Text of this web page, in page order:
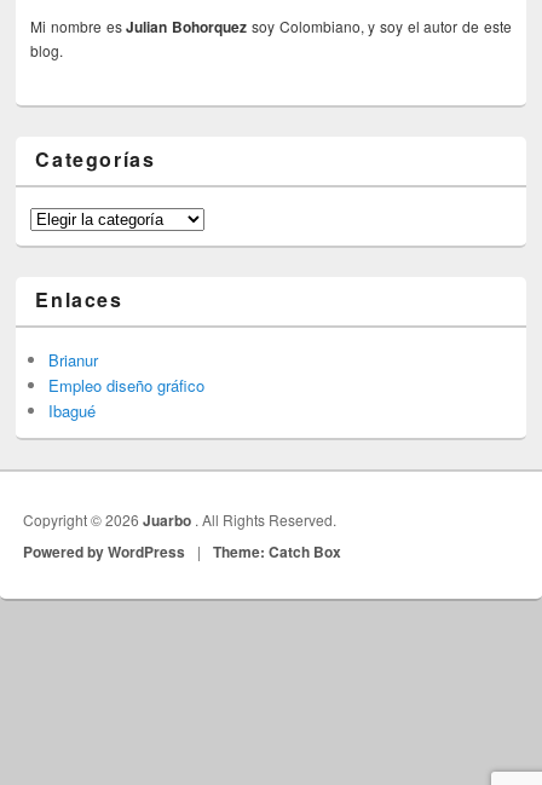
Mi nombre esJulian Bohorquez soy Colombiano, y soy el autor de este
blog.
Categorías
Categorías
Enlaces
Brianur
Empleo diseño gráfico
Ibagué
Copyright © 2026Juarbo . All Rights Reserved.
Powered by WordPress | Theme: Catch Box